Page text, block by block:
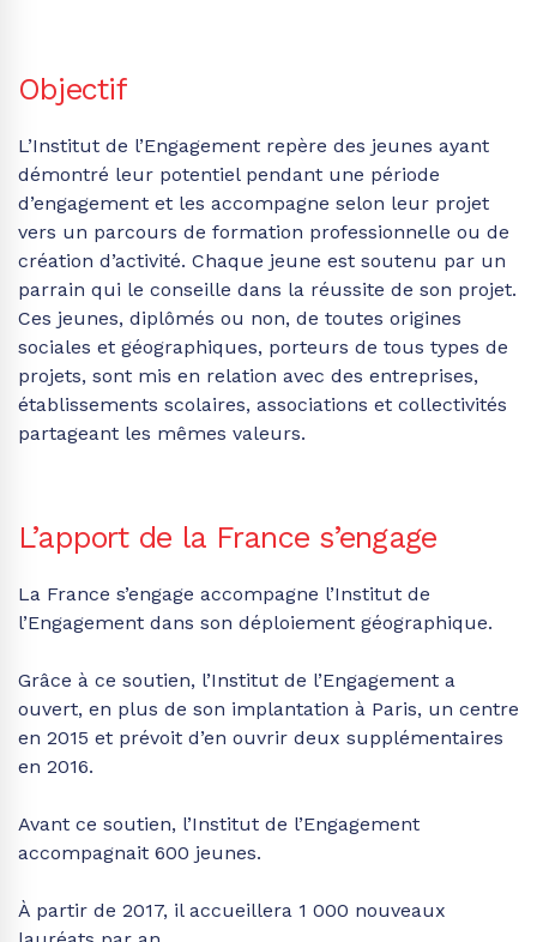
Objectif
L’Institut de l’Engagement repère des jeunes ayant
démontré leur potentiel pendant une période
d’engagement et les accompagne selon leur projet
vers un parcours de formation professionnelle ou de
création d’activité. Chaque jeune est soutenu par un
parrain qui le conseille dans la réussite de son projet.
Ces jeunes, diplômés ou non, de toutes origines
sociales et géographiques, porteurs de tous types de
projets, sont mis en relation avec des entreprises,
établissements scolaires, associations et collectivités
partageant les mêmes valeurs.
L’apport de la France s’engage
La France s’engage accompagne l’Institut de
l’Engagement dans son déploiement géographique.
Grâce à ce soutien, l’Institut de l’Engagement a
ouvert, en plus de son implantation à Paris, un centre
en 2015 et prévoit d’en ouvrir deux supplémentaires
en 2016.
Avant ce soutien, l’Institut de l’Engagement
accompagnait 600 jeunes.
À partir de 2017, il accueillera 1 000 nouveaux